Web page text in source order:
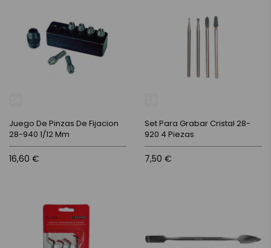
Juego De Pinzas De Fijacion
28-940 1/12 Mm
16,60 €
Set Para Grabar Cristal 28-
920 4 Piezas
7,50 €